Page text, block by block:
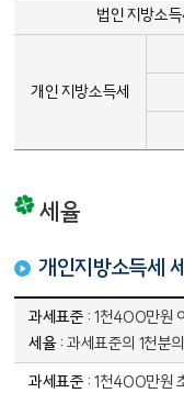
법인 지방소
개인 지방소득세
세율
개인지방소득세
1천400만원
과세표준의 1천분
1천400만원